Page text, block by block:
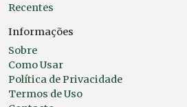
Recentes
Informações
Sobre
Como Usar
Política de Privacidade
Termos de Uso